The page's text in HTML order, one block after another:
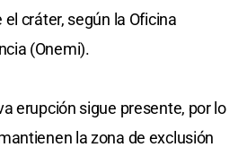
cráter, según la Oficina
(Onemi).
erupción sigue presente, por lo
la zona de exclusión